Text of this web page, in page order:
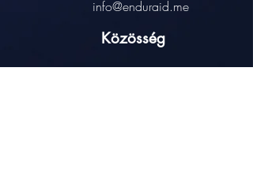
info@enduraid.me
Közösség